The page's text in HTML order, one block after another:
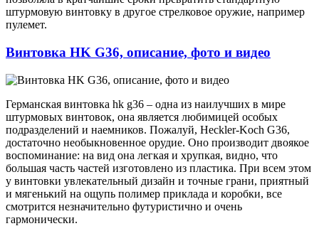
штурмовую винтовку в другое стрелковое оружие, например
пулемет.
Винтовка HK G36, описание, фото и видео
Германская винтовка hk g36 – одна из наилучших в мире
штурмовых винтовок, она является любимицей особых
подразделений и наемников. Пожалуй, Heckler-Koch G36,
достаточно необыкновенное орудие. Оно производит двоякое
воспоминание: на вид она легкая и хрупкая, видно, что
большая часть частей изготовлено из пластика. При всем этом
у винтовки увлекательный дизайн и точные грани, приятный
и мягенький на ощупь полимер приклада и коробки, все
смотрится незначительно футуристично и очень
гармонически.